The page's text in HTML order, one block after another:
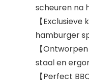
scheuren na
【
hamburger
【
staal en
【Perfect